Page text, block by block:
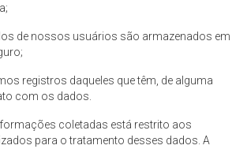
de nossos usuários são armazenados em
registros daqueles que têm, de alguma
com os dados.
coletadas está restrito aos
para o tratamento desses dados. A